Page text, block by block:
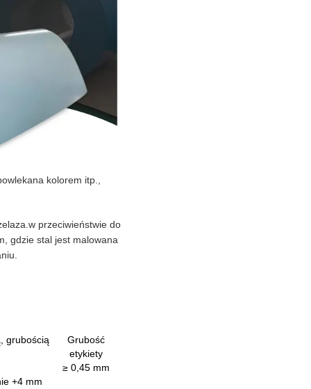
kolorem itp.,
przeciwieństwie do
gdzie stal jest malowana
grubością
Grubość
etykiety
≥ 0,45 mm
+4 mm